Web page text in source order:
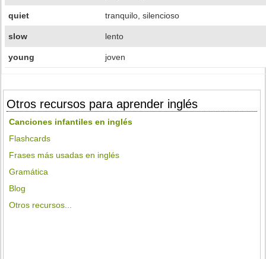
quiet tranquilo, silencioso
slow lento
young joven
Otros recursos para aprender inglés
Canciones infantiles en inglés
Flashcards
Frases más usadas en inglés
Gramática
Blog
Otros recursos...